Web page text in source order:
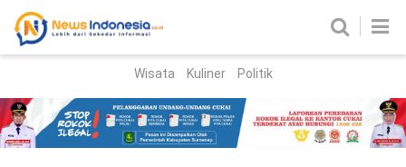
Parlemen
Wisata Kuliner Politik